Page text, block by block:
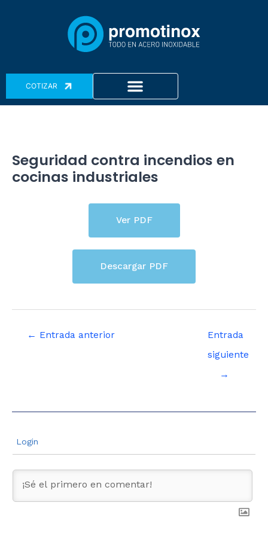
COTIZAR Menu
Seguridad contra incendios en
cocinas industriales
Ver PDF
Descargar PDF
← Entrada anterior
Entrada
siguiente
→
Login